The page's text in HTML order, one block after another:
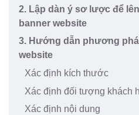
2. Lập dàn ý sơ lược để
banner website
3. Hướng dẫn phương
website
Xác định kích thước
Xác định đối tượng khách
Xác định nội dung